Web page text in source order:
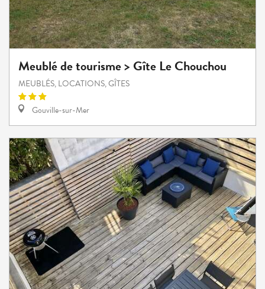
Meublé de tourisme > Gîte Le Chouchou
MEUBLÉS, LOCATIONS, GÎTES
Gouville-sur-Mer